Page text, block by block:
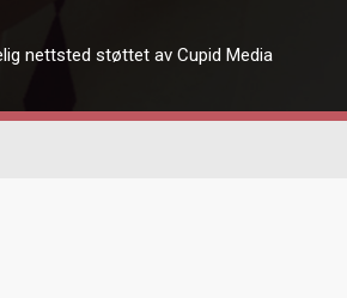
nettsted støttet av Cupid Media